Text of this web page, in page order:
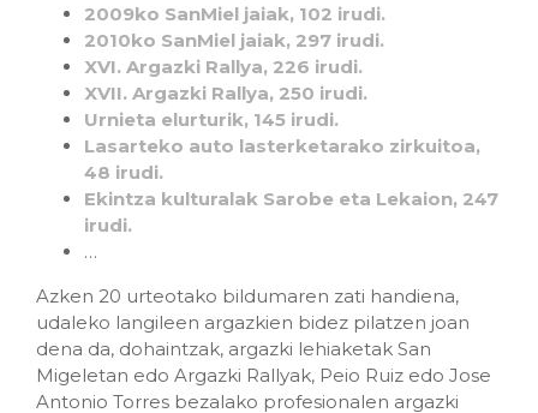
2009ko SanMiel jaiak, 102 irudi.
2010ko SanMiel jaiak, 297 irudi.
XVI. Argazki Rallya, 226 irudi.
XVII. Argazki Rallya, 250 irudi.
Urnieta elurturik, 145 irudi.
Lasarteko auto lasterketarako zirkuitoa,
48 irudi.
Ekintza kulturalak Sarobe eta Lekaion, 247
irudi.
…
Azken 20 urteotako bildumaren zati handiena,
udaleko langileen argazkien bidez pilatzen joan
dena da, dohaintzak, argazki lehiaketak San
Migeletan edo Argazki Rallyak, Peio Ruiz edo Jose
Antonio Torres bezalako profesionalen argazki